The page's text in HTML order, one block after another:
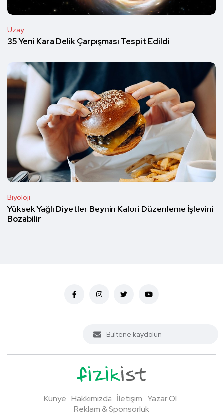
Uzay
35 Yeni Kara Delik Çarpışması Tespit Edildi
Biyoloji
Yüksek Yağlı Diyetler Beynin Kalori Düzenleme İşlevini
Bozabilir
Künye Hakkımızda İletişim Yazar Ol
Reklam & Sponsorluk